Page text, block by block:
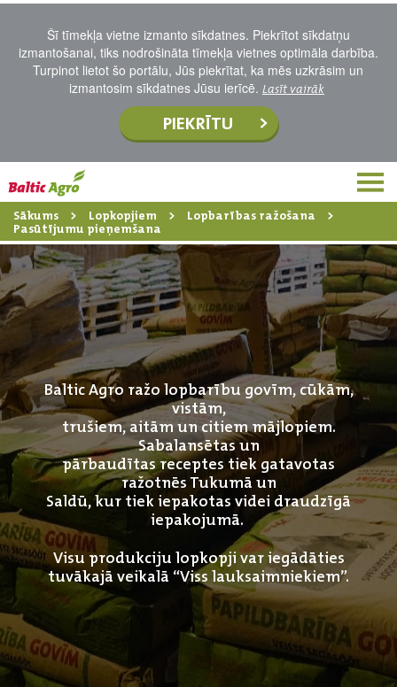
Šī tīmekļa vietne izmanto sīkdatnes. Piekrītot sīkdatņu
izmantošanai, tiks nodrošināta tīmekļa vietnes optimāla darbība.
Turpinot lietot šo portālu, Jūs piekrītat, ka mēs uzkrāsim un
izmantosim sīkdatnes Jūsu ierīcē. Lasīt vairāk
PIEKRĪTU
Sākums Lopkopjiem
Lopbarības ražošana
Pasūtījumu pieņemšana
Baltic Agro ražo lopbarību govīm, cūkām,
vistām,
trušiem, aitām un citiem mājlopiem.
Sabalansētas un
pārbaudītas receptes tiek gatavotas
ražotnēs Tukumā un
Saldū, kur tiek iepakotas videi draudzīgā
iepakojumā.
Visu produkciju lopkopji var iegādāties
tuvākajā veikalā “Viss lauksaimniekiem”.